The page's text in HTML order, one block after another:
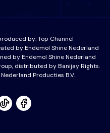
by:Top Channel
by Endemol Shine Nederland
by Endemol Shine Nederland
distributed by Banijay Rights.
Producties B.V.